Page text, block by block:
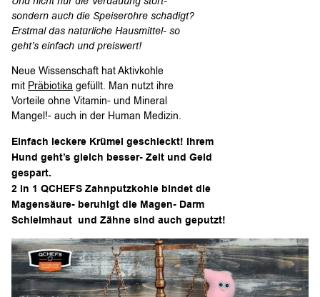
sondern auch die Speiseröhre schädigt?
Erstmal das natürliche Hausmittel- so
geht’s einfach und preiswert!
Neue Wissenschaft hat Aktivkohle
mit Präbiotika gefüllt. Man nutzt ihre
Vorteile ohne Vitamin- und Mineral
Mangel!- auch in der Human Medizin.
Einfach leckere Krümel geschleckt! Ihrem
Hund geht’s gleich besser- Zeit und Geld
gespart.
2 in 1 QCHEFS Zahnputzkohle bindet die
Magensäure- beruhigt die Magen- Darm
Schleimhaut und Zähne sind auch geputzt!